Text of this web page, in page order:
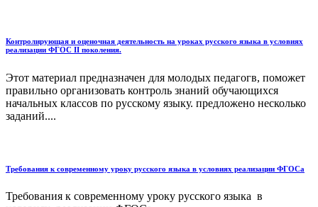
Контролирующая и оценочная деятельность на уроках русского языка в условиях
реализации ФГОС II поколения.
Этот материал предназначен для молодых педагогв, поможет
правильно организовать контроль знаний обучающихся
начальных классов по русскому языку. предложено несколько
заданий....
Требования к современному уроку русского языка в условиях реализации ФГОСа
Требования к современному уроку русского языка в